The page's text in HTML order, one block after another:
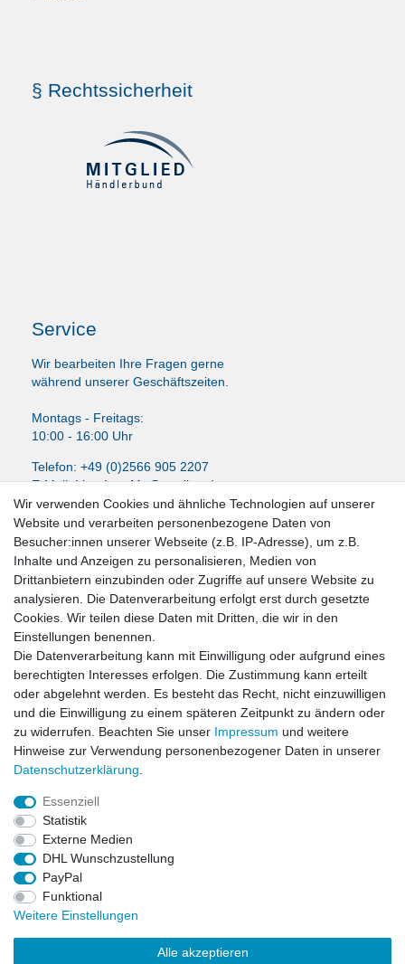
§ Rechtssicherheit
Service
Wir bearbeiten Ihre Fragen gerne
während unserer Geschäftszeiten.
Montags - Freitags:
10:00 - 16:00 Uhr
Telefon: +49 (0)2566 905 2207
E-Mail:LissyInterMo@t-online.de
News-Letter abonieren
VORNAME NACHNAME
E-MAIL **
Newsletter
Honig
Hiermit bestätige ich, dass ich dieDaten­schutz­erklärunggelesen habe. Meine
Einwilligung kann ich jederzeit widerrufen.**
Abonnieren
Impressum
Widerrufs­recht
Wir verwenden Cookies und ähnliche Technologien auf unserer
Website und verarbeiten personenbezogene Daten von
Besucher:innen unserer Webseite (z.B. IP-Adresse), um z.B.
Inhalte und Anzeigen zu personalisieren, Medien von
Drittanbietern einzubinden oder Zugriffe auf unsere Website zu
analysieren. Die Datenverarbeitung erfolgt erst durch gesetzte
Cookies. Wir teilen diese Daten mit Dritten, die wir in den
Einstellungen benennen.
Die Datenverarbeitung kann mit Einwilligung oder aufgrund eines
berechtigten Interesses erfolgen. Die Zustimmung kann erteilt
oder abgelehnt werden. Es besteht das Recht, nicht einzuwilligen
und die Einwilligung zu einem späteren Zeitpunkt zu ändern oder
zu widerrufen. Beachten Sie unser Impressum und weitere
Hinweise zur Verwendung personenbezogener Daten in unserer
Daten­schutz­erklärung
Essenziell
Statistik
Externe Medien
DHL Wunschzustellung
PayPal
Funktional
Weitere Einstellungen
Alle akzeptieren
LissyInterMo Modellautos Modellbausätze Vitrinen Modellautos